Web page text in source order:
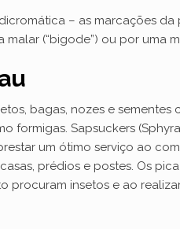
e
o
– as marcações
(“bigode”) ou por uma
bagas, nozes e
formigas. Sapsuckers
um ótimo serviço ao
prédios e postes. Os
procuram insetos e ao